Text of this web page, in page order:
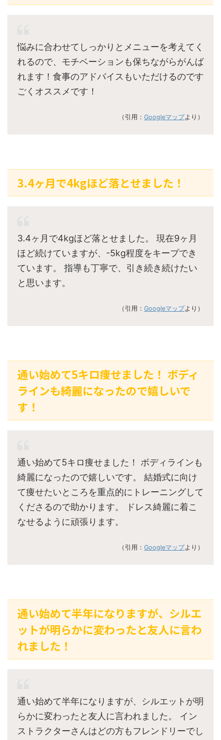
悩みに合わせてしっかりとメニューを考えてく
れるので、モチベーションも保ちながらがんば
れます！食事のアドバイスもいただけるのです
ごくオススメです！
（引用： Googleマップより）
3.4ヶ月で4kgほど落とせました！
3.4ヶ月で4kgほど落とせました。 現在9ヶ月
ほど続けていますが、-5kg程度をキープでき
ています。 指導も丁寧で、引き続き続けたい
と思います。
（引用： Googleマップより）
通い始めて5キロ痩せました！ ボディ
ラインも綺麗になったので嬉しいで
す！
通い始めて5キロ痩せました！ ボディラインも
綺麗になったので嬉しいです。 結婚式に向け
て痩せたいところを重点的にトレーニングして
くださるので助かります。 ドレス綺麗に着こ
なせるように頑張ります。
（引用： Googleマップより）
通い始めて半年になりますが、シルエ
ットが明らかに変わったと友人に言わ
れました！
通い始めて半年になりますが、シルエットが明
らかに変わったと友人に言われました。 イン
ストラクターさんはどの方もフレンドリーでし